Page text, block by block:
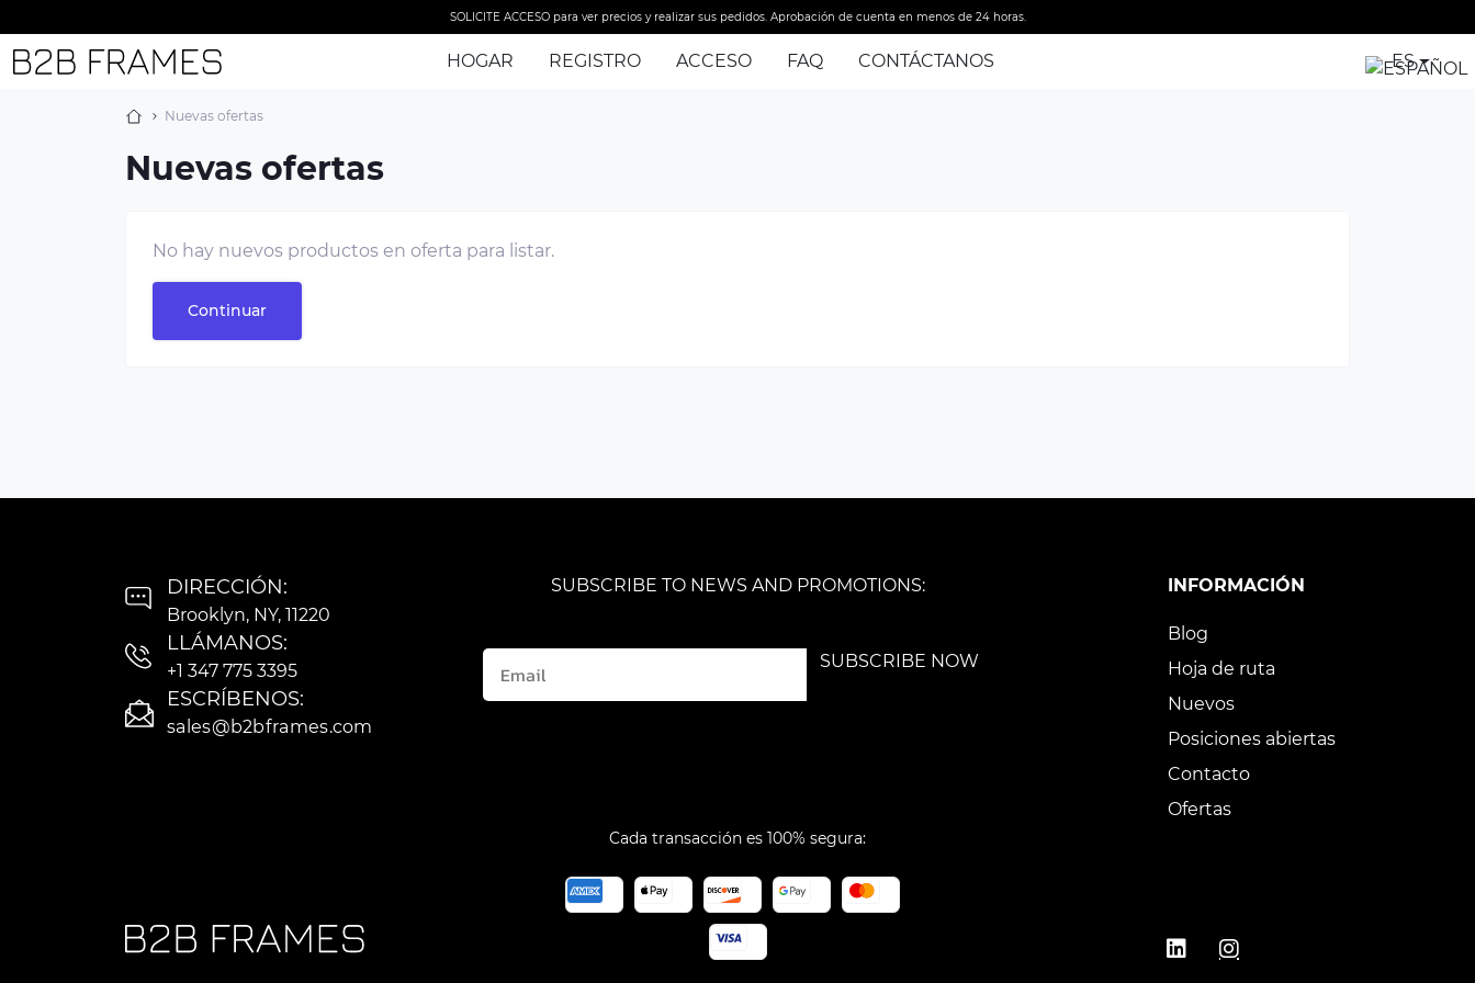
SOLICITE ACCESO para ver precios y realizar sus pedidos. Aprobación de cuenta en menos de 24 horas.
HOGAR REGISTRO ACCESO FAQ CONTÁCTANOS ES
Nuevas ofertas
Nuevas ofertas
No hay nuevos productos en oferta para listar.
Continuar
DIRECCIÓN:
Brooklyn, NY, 11220
LLÁMANOS:
+1 347 775 3395
ESCRÍBENOS:
sales@b2bframes.com
INFORMACIÓN
Blog
Hoja de ruta
Nuevos
Posiciones abiertas
Contacto
Ofertas
SUBSCRIBE TO NEWS AND PROMOTIONS:
Email SUBSCRIBE NOW
Cada transacción es 100% segura: